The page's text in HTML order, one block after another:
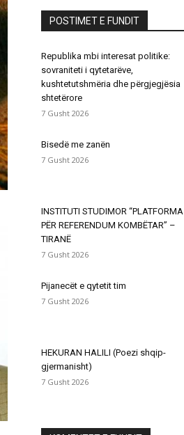
POSTIMET E FUNDIT
Republika mbi interesat politike:
sovraniteti i qytetarëve,
kushtetutshmëria dhe përgjegjësia
shtetërore
7 Gusht 2026
Bisedë me zanën
7 Gusht 2026
INSTITUTI STUDIMOR “PLATFORMA
PËR REFERENDUM KOMBËTAR” –
TIRANË
7 Gusht 2026
Pijanecët e qytetit tim
7 Gusht 2026
HEKURAN HALILI (Poezi shqip-
gjermanisht)
7 Gusht 2026